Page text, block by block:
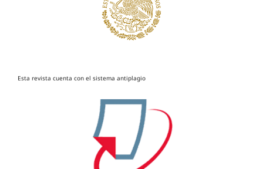
Esta revista cuenta con el sistema antiplagio